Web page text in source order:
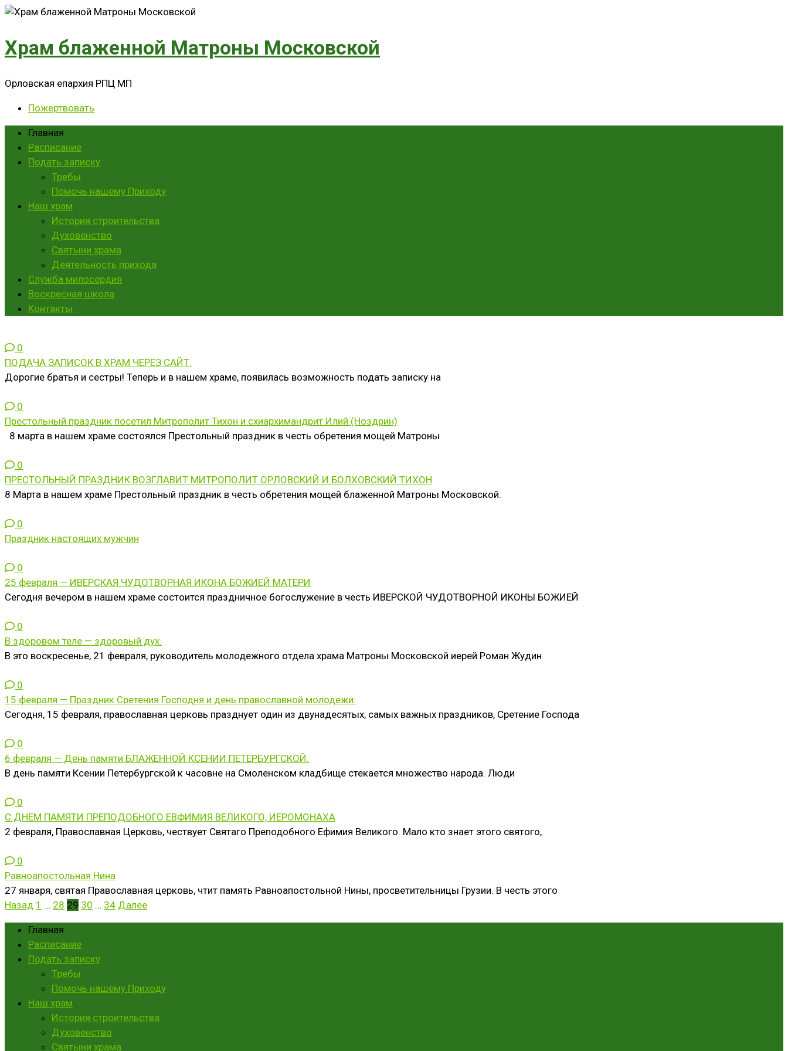
Перейти
контенту
Храм блаженной Матроны Московской
Орловская епархия РПЦ МП
Пожертвовать
Главная
Расписание
Подать записку
Требы
Помочь нашему Приходу
Наш храм
История строительства
Духовенство
Святыни храма
Деятельность прихода
Служба милосердия
Воскресная школа
Контакты
0
ПОДАЧА ЗАПИСОК В ХРАМ ЧЕРЕЗ САЙТ.
Дорогие братья и сестры! Теперь и в нашем храме, появилась возможность подать записку на
0
Престольный праздник посетил Митрополит Тихон и схиархимандрит Илий (Ноздрин)
8 марта в нашем храме состоялся Престольный праздник в честь обретения мощей Матроны
0
ПРЕСТОЛЬНЫЙ ПРАЗДНИК ВОЗГЛАВИТ МИТРОПОЛИТ ОРЛОВСКИЙ И БОЛХОВСКИЙ ТИХОН
8 Марта в нашем храме Престольный праздник в честь обретения мощей блаженной Матроны Московской.
0
Праздник настоящих мужчин
0
25 февраля — ИВЕРСКАЯ ЧУДОТВОРНАЯ ИКОНА БОЖИЕЙ МАТЕРИ
Сегодня вечером в нашем храме состоится праздничное богослужение в честь ИВЕРСКОЙ ЧУДОТВОРНОЙ ИКОНЫ БОЖИЕЙ
0
В здоровом теле — здоровый дух.
В это воскресенье, 21 февраля, руководитель молодежного отдела храма Матроны Московской иерей Роман Жудин
0
15 февраля — Праздник Сретения Господня и день православной молодежи.
Сегодня, 15 февраля, православная церковь празднует один из двунадесятых, самых важных праздников, Сретение Господа
0
6 февраля — День памяти БЛАЖЕННОЙ КСЕНИИ ПЕТЕРБУРГСКОЙ.
В день памяти Ксении Петербургской к часовне на Смоленском кладбище стекается множество народа. Люди
0
С ДНЕМ ПАМЯТИ ПРЕПОДОБНОГО ЕВФИМИЯ ВЕЛИКОГО, ИЕРОМОНАХА
2 февраля, Православная Церковь, чествует Святаго Преподобного Ефимия Великого. Мало кто знает этого святого,
0
Равноапостольная Нина
27 января, святая Православная церковь, чтит память Равноапостольной Нины, просветительницы Грузии. В честь этого
Пагинация
Назад 1 … 28 29 30 … 34 Далее
Главная
Расписание
Подать записку
Требы
Помочь нашему Приходу
Наш храм
История строительства
Духовенство
Святыни храма